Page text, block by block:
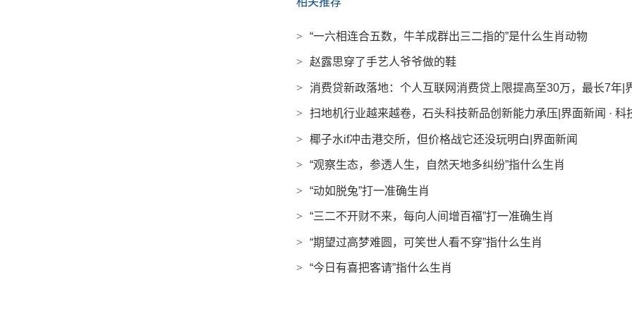
> “一六相连合五数，牛羊成群出三二指的”是什么生肖动物
> 赵露思穿了手艺人爷爷做的鞋
> 消费贷新政落地：个人互联网消费贷上限提高至30万，最长7年|
> 扫地机行业越来越卷，石头科技新品创新能力承压|界面新闻 · 科
> 椰子水if冲击港交所，但价格战它还没玩明白|界面新闻
> “观察生态，参透人生，自然天地多纠纷”指什么生肖
> “动如脱兔”打一准确生肖
> “三二不开财不来，每向人间增百福”打一准确生肖
> “期望过高梦难圆，可笑世人看不穿”指什么生肖
> “今日有喜把客请”指什么生肖